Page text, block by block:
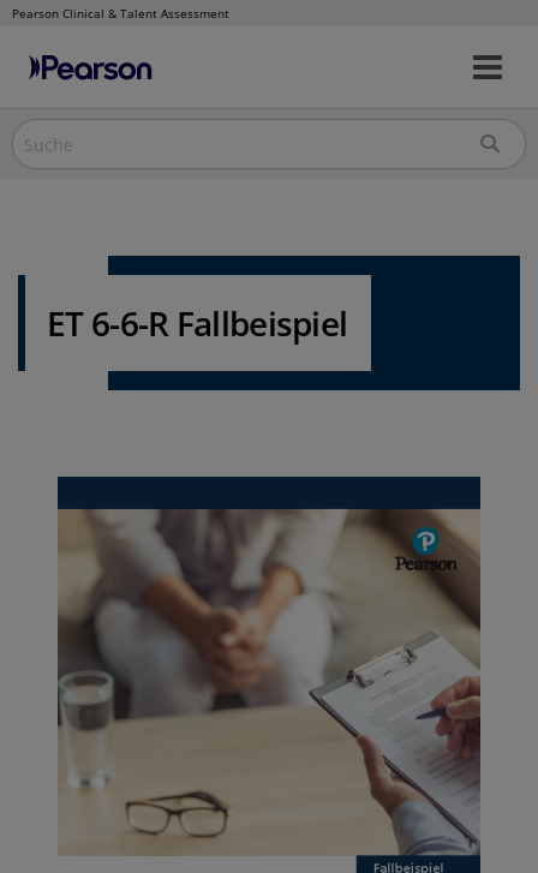
Pearson Clinical & Talent Assessment
Direkt
Inhalt
ET 6-6-R Fallbeispiel